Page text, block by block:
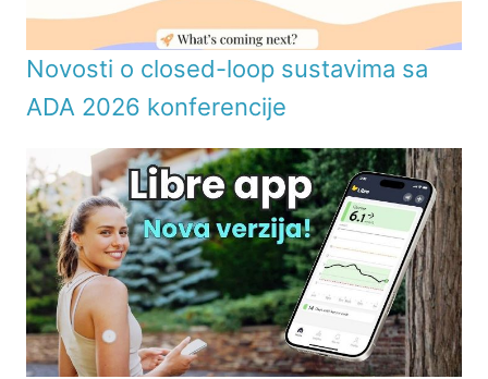
Novosti o closed-loop sustavima sa
ADA 2026 konferencije